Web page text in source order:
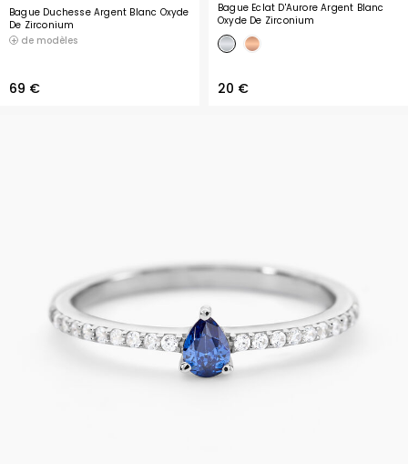
Bague Duchesse Argent Blanc Oxyde
De Zirconium
de modèles
69 €
Bague Eclat D'Aurore Argent Blanc
Oxyde De Zirconium
20 €